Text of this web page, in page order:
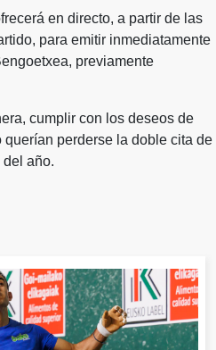
en directo, a partir de las
para emitir inmediatamente
previamente
cumplir con los deseos de
perderse la doble cita de
del año.